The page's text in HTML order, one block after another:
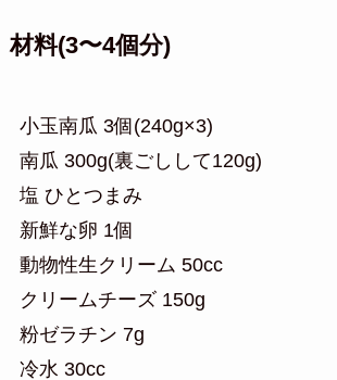
材料(3〜4個分)
小玉南瓜 3個(240g×3)
南瓜 300g(裏ごしして120g)
塩 ひとつまみ
新鮮な卵 1個
動物性生クリーム 50cc
クリームチーズ 150g
粉ゼラチン 7g
冷水 30cc